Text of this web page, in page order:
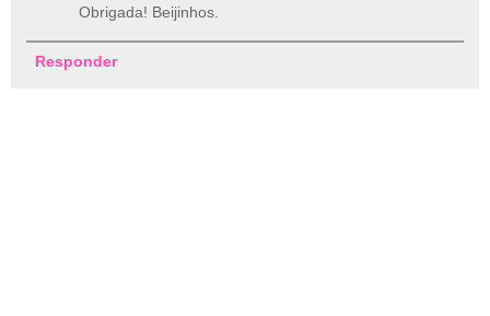
Obrigada! Beijinhos.
Responder